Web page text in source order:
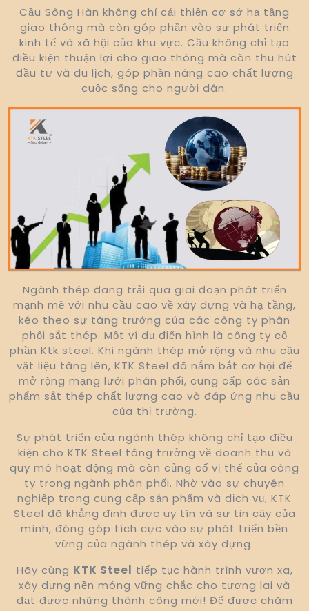
Cầu Sông Hàn không chỉ cải thiện cơ sở hạ tầng
giao thông mà còn góp phần vào sự phát triển
kinh tế và xã hội của khu vực. Cầu không chỉ tạo
điều kiện thuận lợi cho giao thông mà còn thu hút
đầu tư và du lịch, góp phần nâng cao chất lượng
cuộc sống cho người dân.
Ngành thép đang trải qua giai đoạn phát triển
mạnh mẽ với nhu cầu cao về xây dựng và hạ tầng,
kéo theo sự tăng trưởng của các công ty phân
phối sắt thép. Một ví dụ điển hình là công ty cổ
phần Ktk steel. Khi ngành thép mở rộng và nhu cầu
vật liệu tăng lên, KTK Steel đã nắm bắt cơ hội để
mở rộng mạng lưới phân phối, cung cấp các sản
phẩm sắt thép chất lượng cao và đáp ứng nhu cầu
của thị trường.
Sự phát triển của ngành thép không chỉ tạo điều
kiện cho KTK Steel tăng trưởng về doanh thu và
quy mô hoạt động mà còn củng cố vị thế của công
ty trong ngành phân phối. Nhờ vào sự chuyên
nghiệp trong cung cấp sản phẩm và dịch vụ, KTK
Steel đã khẳng định được uy tín và sự tin cậy của
mình, đóng góp tích cực vào sự phát triển bền
vững của ngành thép và xây dựng.
Hãy cùng KTK Steel tiếp tục hành trình vươn xa,
xây dựng nền móng vững chắc cho tương lai và
đạt được những thành công mới! Để được chăm